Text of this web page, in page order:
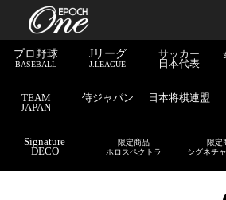
プロ野球
BASEBALL
Jリーグ
J.LEAGUE
サッカー
日本代表
TEAM
JAPAN
侍ジャパン 日本将棋連盟
Signature
DECO
限定商品
ホロスペクトラ
限定
シグネチ